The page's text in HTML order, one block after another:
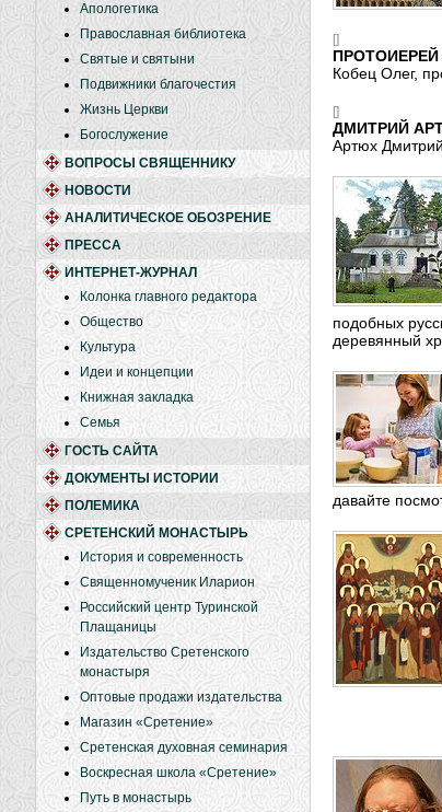
Апологетика
Православная библиотека
Святые и святыни
Подвижники благочестия
Жизнь Церкви
Богослужение
ВОПРОСЫ СВЯЩЕННИКУ
НОВОСТИ
АНАЛИТИЧЕСКОЕ ОБОЗРЕНИЕ
ПРЕССА
ИНТЕРНЕТ-ЖУРНАЛ
Колонка главного редактора
Общество
Культура
Идеи и концепции
Книжная закладка
Семья
ГОСТЬ САЙТА
ДОКУМЕНТЫ ИСТОРИИ
ПОЛЕМИКА
СРЕТЕНСКИЙ МОНАСТЫРЬ
История и современность
Священномученик Иларион
Российский центр Туринской
Плащаницы
Издательство Сретенского
монастыря
Оптовые продажи издательства
Магазин «Сретение»
Сретенская духовная семинария
Воскресная школа «Сретение»
Путь в монастырь
[]
Кобец Олег,
[]
ДМИТРИЙ
Артюх Дмитрий
подобных
деревянный
давайте